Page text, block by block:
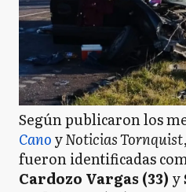
Según publicaron los
CanoyNoticias Tornquist
fueron identificadas
Cardozo Vargas (33) y